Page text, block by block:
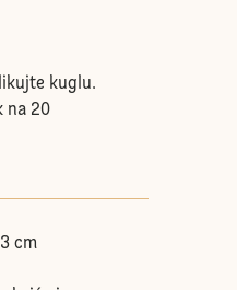
kuglu.
na 20
cm